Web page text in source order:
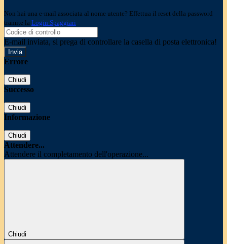
Non hai una e-mail associata al nome utente? Effettua il reset della password
tramite la Login Spaggiari
E-mail inviata, si prega di controllare la casella di posta elettronica!
Errore
Chiudi
Successo
Chiudi
Informazione
Chiudi
Attendere...
Attendere il completamento dell'operazione...
Chiudi